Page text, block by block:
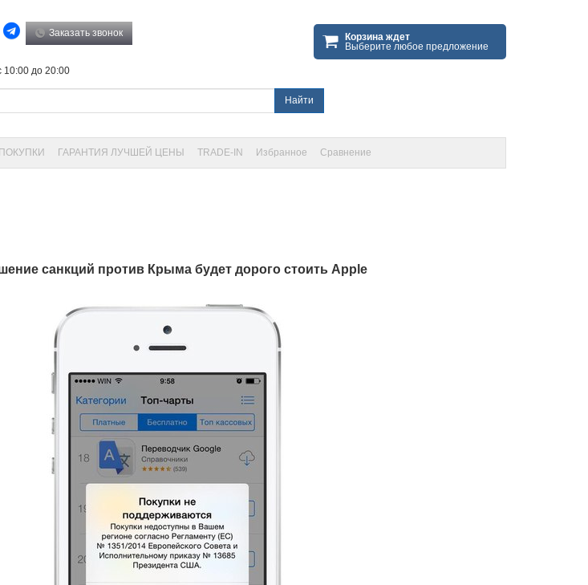
Заказать звонок
10:00 до 20:00
Корзина ждет
Выберите любое предложение
Найти
ГАРАНТИЯ ЛУЧШЕЙ ЦЕНЫ TRADE-IN Избранное Сравнение
санкций против Крыма будет дорого стоить Apple